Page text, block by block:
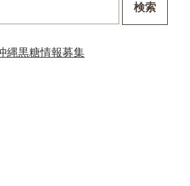
検索